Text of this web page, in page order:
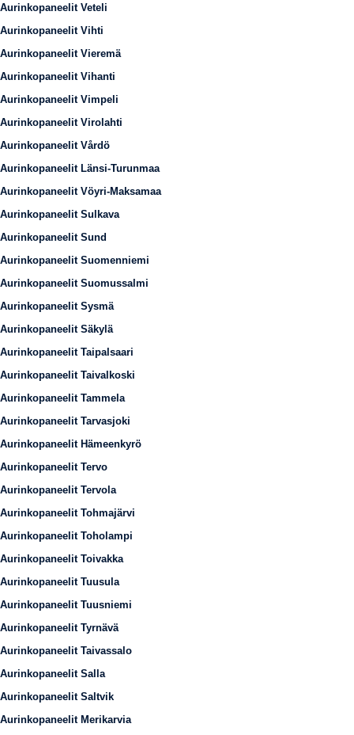
Aurinkopaneelit Veteli
Aurinkopaneelit Vihti
Aurinkopaneelit Vieremä
Aurinkopaneelit Vihanti
Aurinkopaneelit Vimpeli
Aurinkopaneelit Virolahti
Aurinkopaneelit Vårdö
Aurinkopaneelit Länsi-Turunmaa
Aurinkopaneelit Vöyri-Maksamaa
Aurinkopaneelit Sulkava
Aurinkopaneelit Sund
Aurinkopaneelit Suomenniemi
Aurinkopaneelit Suomussalmi
Aurinkopaneelit Sysmä
Aurinkopaneelit Säkylä
Aurinkopaneelit Taipalsaari
Aurinkopaneelit Taivalkoski
Aurinkopaneelit Tammela
Aurinkopaneelit Tarvasjoki
Aurinkopaneelit Hämeenkyrö
Aurinkopaneelit Tervo
Aurinkopaneelit Tervola
Aurinkopaneelit Tohmajärvi
Aurinkopaneelit Toholampi
Aurinkopaneelit Toivakka
Aurinkopaneelit Tuusula
Aurinkopaneelit Tuusniemi
Aurinkopaneelit Tyrnävä
Aurinkopaneelit Taivassalo
Aurinkopaneelit Salla
Aurinkopaneelit Saltvik
Aurinkopaneelit Merikarvia